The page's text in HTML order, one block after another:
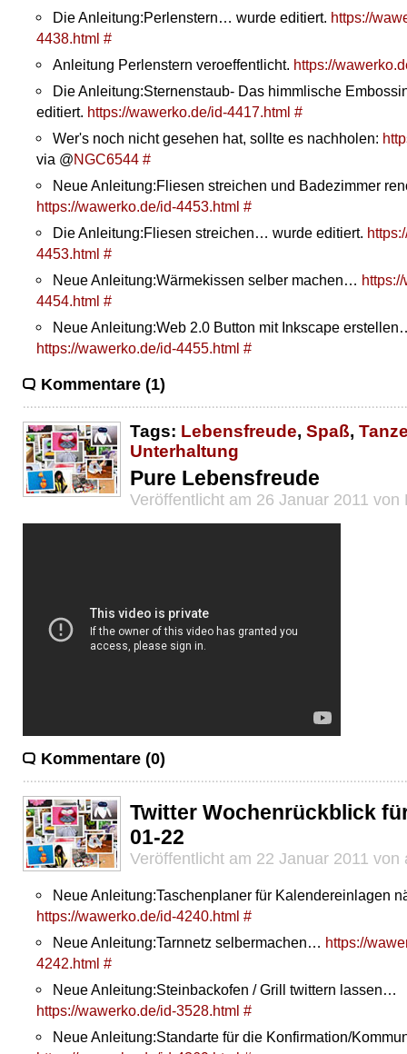
Die Anleitung:Perlenstern… wurde editiert. https://
4438.html #
Anleitung Perlenstern veroeffentlicht. https://
Die Anleitung:Sternenstaub- Das himmlische
editiert. https://wawerko.de/id-4417.html #
Wer's noch nicht gesehen hat, sollte es nachholen:
via @NGC6544 #
Neue Anleitung:Fliesen streichen und Badezimmer
https://wawerko.de/id-4453.html #
Die Anleitung:Fliesen streichen… wurde editiert.
4453.html #
Neue Anleitung:Wärmekissen selber machen…
4454.html #
Neue Anleitung:Web 2.0 Button mit Inkscape
https://wawerko.de/id-4455.html #
Kommentare (1)
Tags: Lebensfreude, Spaß,
Unterhaltung
Pure Lebensfreude
Veröffentlicht am 26 Januar 2011 von
Kommentare (0)
Twitter Wochenrückblick
01-22
Veröffentlicht am 22 Januar 2011 von
Neue Anleitung:Taschenplaner für Kalendereinlagen
https://wawerko.de/id-4240.html #
Neue Anleitung:Tarnnetz selbermachen… https://
4242.html #
Neue Anleitung:Steinbackofen / Grill twittern lassen…
https://wawerko.de/id-3528.html #
Neue Anleitung:Standarte für die Konfirmation/